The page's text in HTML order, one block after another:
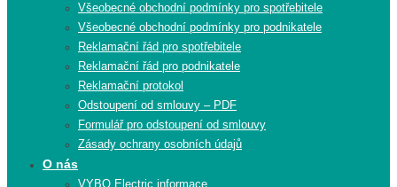
Všeobecné obchodní podmínky pro spotřebitele
Všeobecné obchodní podmínky pro podnikatele
Reklamační řád pro spotřebitele
Reklamační řád pro podnikatele
Reklamační protokol
Odstoupení od smlouvy – PDF
Formulář pro odstoupení od smlouvy
Zásady ochrany osobních údajů
O nás
VYBO Electric informace